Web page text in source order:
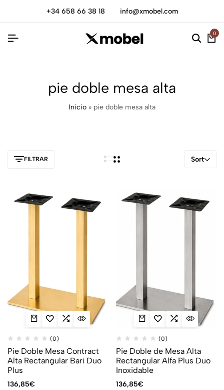
+34 658 66 38 18 info@xmobel.com
0
pie doble mesa alta
Inicio » pie doble mesa alta
FILTRAR Sort
(0)
Pie Doble Mesa Contract
Alta Rectangular Bari Duo
Plus
136,85€
(0)
Pie Doble de Mesa Alta
Rectangular Alfa Plus Duo
Inoxidable
136,85€